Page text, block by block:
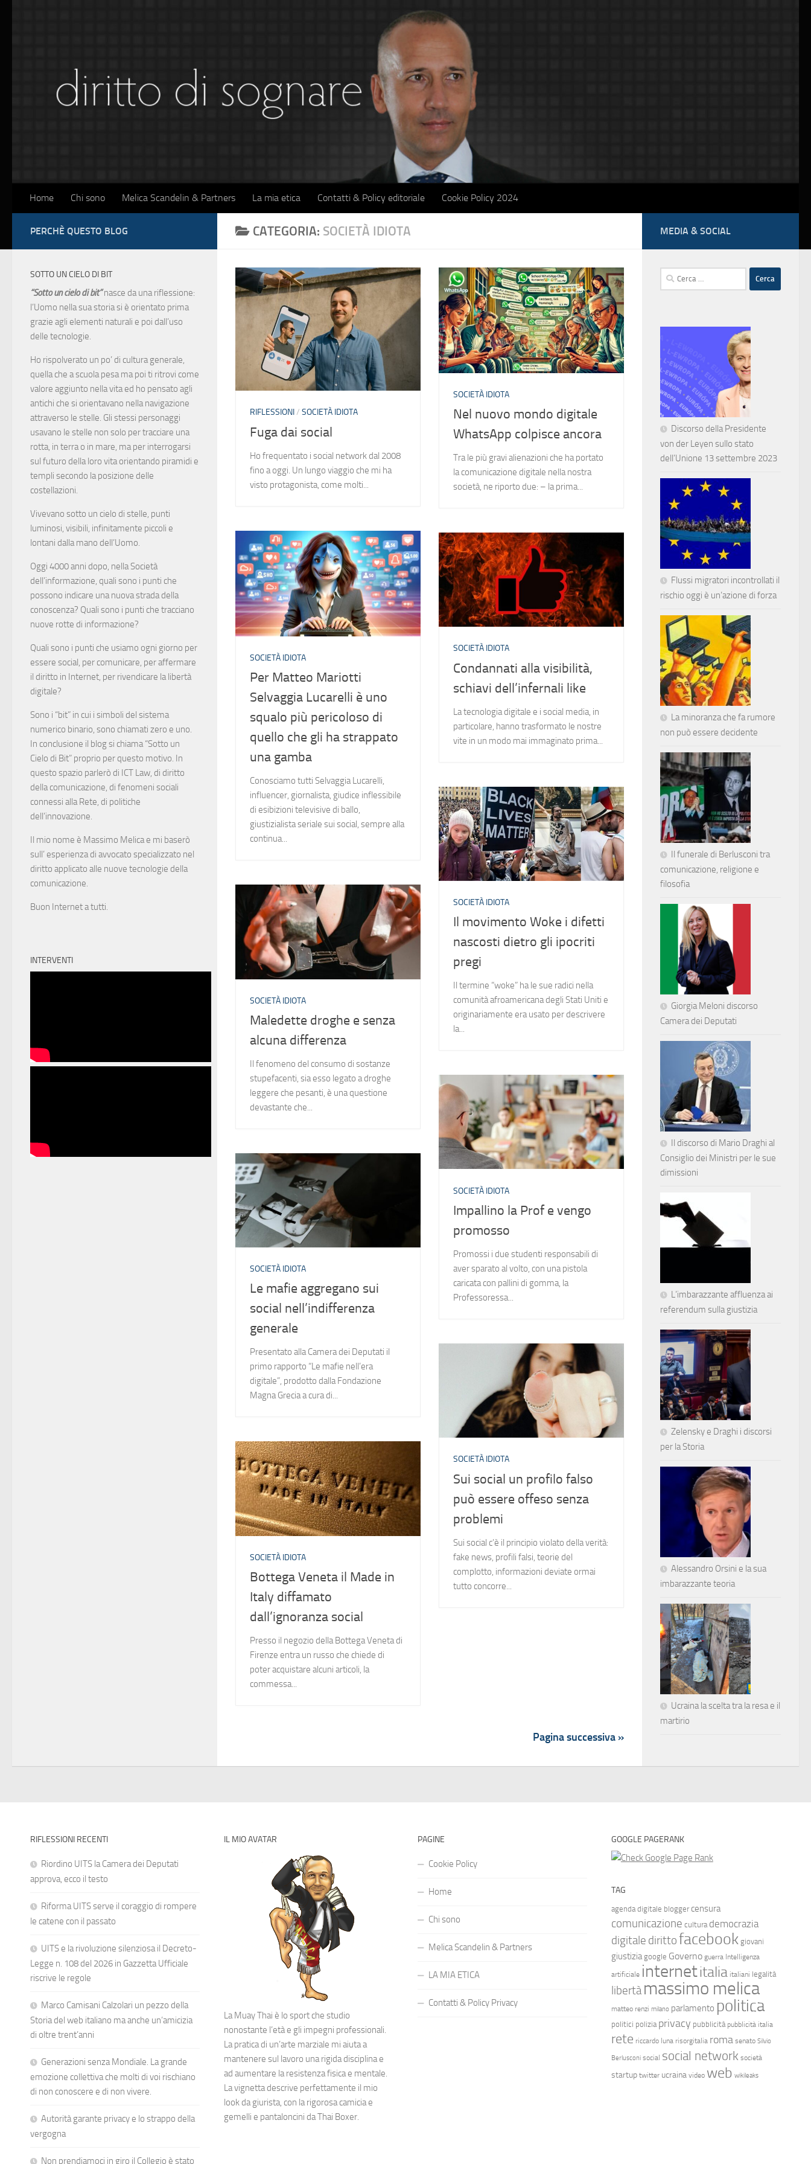
Home Chi sono Melica Scandelin & Partners La mia etica Contatti & Policy editoriale Cookie Policy 2024
CATEGORIA: SOCIETÀ IDIOTA
RIFLESSIONI/ SOCIETÀ IDIOTA
Fuga dai social
Ho frequentato i social network dal 2008
fino a oggi. Un lungo viaggio che mi ha
visto protagonista, come molti...
SOCIETÀ IDIOTA
Nel nuovo mondo digitale
WhatsApp colpisce ancora
Tra le più gravi alienazioni che ha portato
la comunicazione digitale nella nostra
società, ne riporto due: – la prima...
SOCIETÀ IDIOTA
Per Matteo Mariotti
Selvaggia Lucarelli è uno
squalo più pericoloso di
quello che gli ha strappato
una gamba
Conosciamo tutti Selvaggia Lucarelli,
influencer, giornalista, giudice inflessibile
di esibizioni televisive di ballo,
giustizialista seriale sui social, sempre alla
continua...
SOCIETÀ IDIOTA
Condannati alla visibilità,
schiavi dell’infernali like
La tecnologia digitale e i social media, in
particolare, hanno trasformato le nostre
vite in un modo mai immaginato prima...
SOCIETÀ IDIOTA
Il movimento Woke i difetti
nascosti dietro gli ipocriti
pregi
Il termine “woke” ha le sue radici nella
comunità afroamericana degli Stati Uniti e
originariamente era usato per descrivere
la...
SOCIETÀ IDIOTA
Maledette droghe e senza
alcuna differenza
Il fenomeno del consumo di sostanze
stupefacenti, sia esso legato a droghe
leggere che pesanti, è una questione
devastante che...
SOCIETÀ IDIOTA
Impallino la Prof e vengo
promosso
Promossi i due studenti responsabili di
aver sparato al volto, con una pistola
caricata con pallini di gomma, la
Professoressa...
SOCIETÀ IDIOTA
Le mafie aggregano sui
social nell’indifferenza
generale
Presentato alla Camera dei Deputati il
primo rapporto “Le mafie nell’era
digitale”, prodotto dalla Fondazione
Magna Grecia a cura di...
SOCIETÀ IDIOTA
Sui social un profilo falso
può essere offeso senza
problemi
Sui social c’è il principio violato della verità:
fake news, profili falsi, teorie del
complotto, informazioni deviate ormai
tutto concorre...
SOCIETÀ IDIOTA
Bottega Veneta il Made in
Italy diffamato
dall’ignoranza social
Presso il negozio della Bottega Veneta di
Firenze entra un russo che chiede di
poter acquistare alcuni articoli, la
commessa...
Pagina successiva »
PERCHÈ QUESTO BLOG
SOTTO UN CIELO DI BIT
“Sotto un cielo di bit”nasce da una riflessione:
l’Uomo nella sua storia si è orientato prima
grazie agli elementi naturali e poi dall’uso
delle tecnologie.
Ho rispolverato un po’ di cultura generale,
quella che a scuola pesa ma poi ti ritrovi come
valore aggiunto nella vita ed ho pensato agli
antichi che si orientavano nella navigazione
attraverso le stelle. Gli stessi personaggi
usavano le stelle non solo per tracciare una
rotta, in terra o in mare, ma per interrogarsi
sul futuro della loro vita orientando piramidi e
templi secondo la posizione delle
costellazioni.
Vivevano sotto un cielo di stelle, punti
luminosi, visibili, infinitamente piccoli e
lontani dalla mano dell’Uomo.
Oggi 4000 anni dopo, nella Società
dell’informazione, quali sono i punti che
possono indicare una nuova strada della
conoscenza? Quali sono i punti che tracciano
nuove rotte di informazione?
Quali sono i punti che usiamo ogni giorno per
essere social, per comunicare, per affermare
il diritto in Internet, per rivendicare la libertà
digitale?
Sono i “bit” in cui i simboli del sistema
numerico binario, sono chiamati zero e uno.
In conclusione il blog si chiama “Sotto un
Cielo di Bit” proprio per questo motivo. In
questo spazio parlerò di ICT Law, di diritto
della comunicazione, di fenomeni sociali
connessi alla Rete, di politiche
dell’innovazione.
Il mio nome è Massimo Melica e mi baserò
sull’ esperienza di avvocato specializzato nel
diritto applicato alle nuove tecnologie della
comunicazione.
Buon Internet a tutti.
INTERVENTI
MEDIA & SOCIAL
Ricerca
per:
Discorso della Presidente
von der Leyen sullo stato
dell’Unione 13 settembre 2023
Flussi migratori incontrollati il
rischio oggi è un’azione di forza
La minoranza che fa rumore
non può essere decidente
Il funerale di Berlusconi tra
comunicazione, religione e
filosofia
Giorgia Meloni discorso
Camera dei Deputati
Il discorso di Mario Draghi al
Consiglio dei Ministri per le sue
dimissioni
L’imbarazzante affluenza ai
referendum sulla giustizia
Zelensky e Draghi i discorsi
per la Storia
Alessandro Orsini e la sua
imbarazzante teoria
Ucraina la scelta tra la resa e il
martirio
RIFLESSIONI RECENTI
Riordino UITS la Camera dei Deputati
approva, ecco il testo
Riforma UITS serve il coraggio di rompere
le catene con il passato
UITS e la rivoluzione silenziosa il Decreto-
Legge n. 108 del 2026 in Gazzetta Ufficiale
riscrive le regole
Marco Camisani Calzolari un pezzo della
Storia del web italiano ma anche un’amicizia
di oltre trent’anni
Generazioni senza Mondiale. La grande
emozione collettiva che molti di voi rischiano
di non conoscere e di non vivere.
Autorità garante privacy e lo strappo della
vergogna
Non prendiamoci in giro il Collegio è stato
IL MIO AVATAR
La Muay Thai è lo sport che studio
nonostante l’età e gli impegni professionali.
La pratica di un’arte marziale mi aiuta a
mantenere sul lavoro una rigida disciplina e
ad aumentare la resistenza fisica e mentale.
La vignetta descrive perfettamente il mio
look da giurista, con la rigorosa camicia e
gemelli e pantaloncini da Thai Boxer.
PAGINE
Cookie Policy
Home
Chi sono
Melica Scandelin & Partners
LA MIA ETICA
Contatti & Policy Privacy
GOOGLE PAGERANK
TAG
agenda digitale blogger censura
comunicazione cultura democrazia
digitale dirittofacebook giovani
giustizia google Governo guerra Intelligenza
artificiale internetitalia italiani legalità
libertà massimo melica
matteo renzi milano parlamento politica
politici polizia privacy pubblicità pubblicità italia
rete riccardo luna risorgitalia roma senato Silvio
Berlusconi social social network società
startup twitter ucraina video web wikileaks